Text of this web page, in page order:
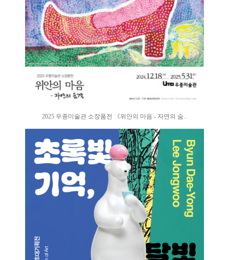
2025 우종미술관 소장품전 《위안의 마음 - 자연의 숨..